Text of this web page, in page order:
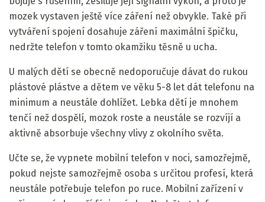
mozek vystaven ještě více záření než obvykle. Také při
vytváření spojení dosahuje záření maximální špičku,
nedržte telefon v tomto okamžiku těsně u ucha.
U malých dětí se obecně nedoporučuje dávat do rukou
plástové plástve a dětem ve věku 5-8 let dát telefonu na
minimum a neustále dohlížet. Lebka dětí je mnohem
tenčí než dospělí, mozok roste a neustále se rozvíjí a
aktivně absorbuje všechny vlivy z okolního světa.
Učte se, že vypnete mobilní telefon v noci, samozřejmě,
pokud nejste samozřejmě osoba s určitou profesí, která
neustále potřebuje telefon po ruce. Mobilní zařízení v